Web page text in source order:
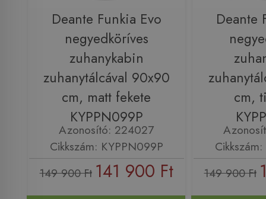
Deante Funkia Evo
negyedköríves
zuhanykabin
zuhanytálcával 90x90
cm, matt fekete
KYPPN099P
Azonosító: 224027
Cikkszám: KYPPN099P
149 900 Ft 141 900 Ft
Deante
cm,
149 900 Ft